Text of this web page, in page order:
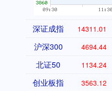
深证成指 14311.01
沪深300 4694.44
北证50 1134.24
创业板指 3563.12